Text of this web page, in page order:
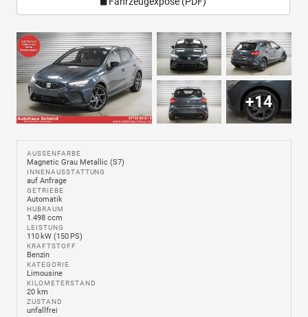
+14
AUSSENFARBE
Magnetic Grau Metallic (S7)
INNENAUSSTATTUNG
auf Anfrage
GETRIEBE
Automatik
HUBRAUM
1.498 ccm
LEISTUNG
110 kW (150 PS)
KRAFTSTOFF
Benzin
KATEGORIE
Limousine
KILOMETERSTAND
20 km
ZUSTAND
unfallfrei